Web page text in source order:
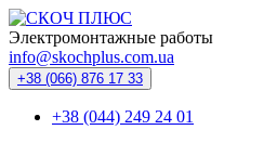
Электромонтажные работы
info@skochplus.com.ua
+38 (066) 876 17 33
+38 (044) 249 24 01